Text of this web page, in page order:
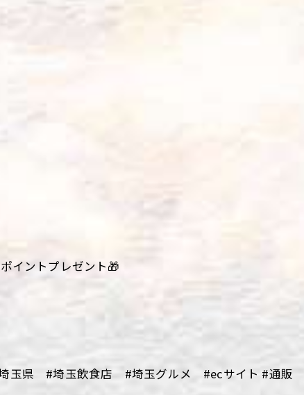
イントプレゼント🎁
県 #埼玉飲食店 #埼玉グルメ #ecサイト #通販